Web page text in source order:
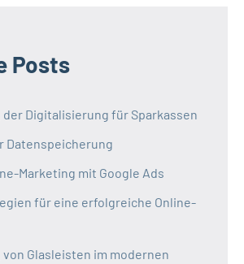
Posts
der Digitalisierung für Sparkassen
Datenspeicherung
Marketing mit Google Ads
für eine erfolgreiche Online-
Glasleisten im modernen